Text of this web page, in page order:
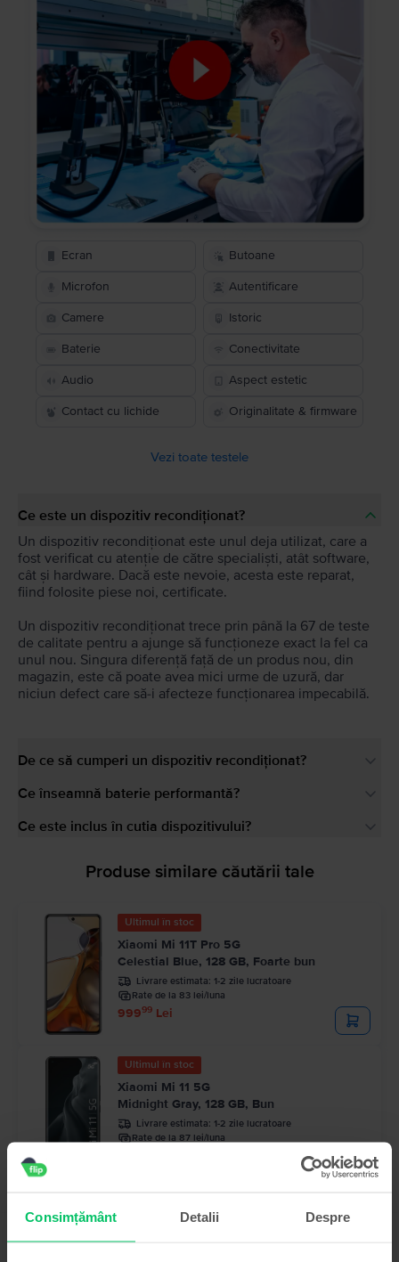
Consimțământ Detalii Despre
Ecran Butoane
Microfon Autentificare
Camere Istoric
Baterie Conectivitate
Audio Aspect estetic
Contact cu lichide Originalitate & firmware
Vezi toate testele
Ce este un dispozitiv recondiționat?
Un dispozitiv recondiționat este unul deja utilizat, care a
fost verificat cu atenție de către specialiști, atât software,
cât și hardware. Dacă este nevoie, acesta este reparat,
fiind folosite piese noi, certificate.
Un dispozitiv recondiționat trece prin până la 67 de teste
de calitate pentru a ajunge să funcționeze exact la fel ca
unul nou. Singura diferență față de un produs nou, din
magazin, este că poate avea mici urme de uzură, dar
niciun defect care să-i afecteze funcționarea impecabilă.
De ce să cumperi un dispozitiv recondiționat?
Ce înseamnă baterie performantă?
Ce este inclus în cutia dispozitivului?
Produse similare căutării tale
Ultimul în stoc
Xiaomi Mi 11T Pro 5G
Celestial Blue, 128 GB, Foarte bun
Livrare estimata: 1-2 zile lucratoare
Rate de la 83 lei/luna
99999 Lei
Ultimul în stoc
Xiaomi Mi 11 5G
Midnight Gray, 128 GB, Bun
Livrare estimata: 1-2 zile lucratoare
Rate de la 87 lei/luna